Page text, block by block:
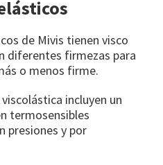
de Mivis tienen visco
diferentes firmezas para
o menos firme.
incluyen un
termosensibles
presiones y por